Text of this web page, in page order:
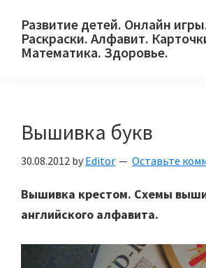
primary
main
primary
Развитие детей. Онлайн
Раскраски. Алфавит.
Математика. Здоровье.
и
родителей.
Вышивка букв
30.08.2012 by Editor Оставьте
Вышивка крестом. Схемы
английского алфавита.